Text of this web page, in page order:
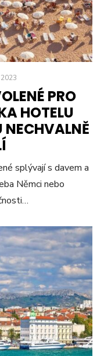
PRO
HOTELU
splývají s davem a
Němci nebo